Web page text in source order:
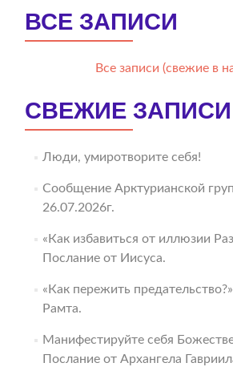
ВСЕ ЗАПИСИ
Все записи (свежие в
СВЕЖИЕ ЗАПИСИ
Люди, умиротворите себя!
Сообщение Арктурианской
26.07.2026г.
«Как избавиться от иллюзии
Послание от Иисуса.
«Как пережить
Рамта.
Манифестируйте себя
Послание от Архангела